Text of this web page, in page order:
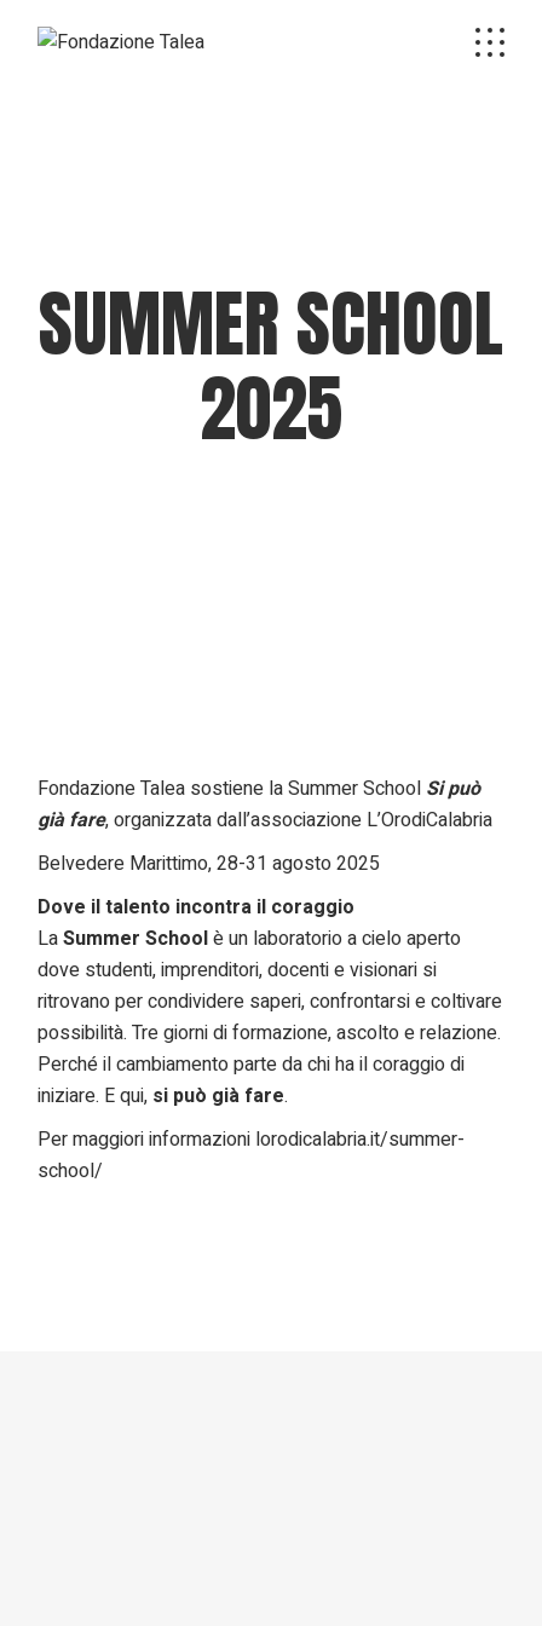
SUMMER SCHOOL
2025
Fondazione Talea sostiene la Summer School Si può
già fare, organizzata dall’associazione L’OrodiCalabria
Belvedere Marittimo, 28-31 agosto 2025
Dove il talento incontra il coraggio
LaSummer Schoolè un laboratorio a cielo aperto
dove studenti, imprenditori, docenti e visionari si
ritrovano per condividere saperi, confrontarsi e coltivare
possibilità. Tre giorni di formazione, ascolto e relazione.
Perché il cambiamento parte da chi ha il coraggio di
iniziare. E qui, si può già fare.
Per maggiori informazioni lorodicalabria.it/summer-
school/